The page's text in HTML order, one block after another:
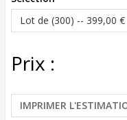
Prix :
IMPRIMER